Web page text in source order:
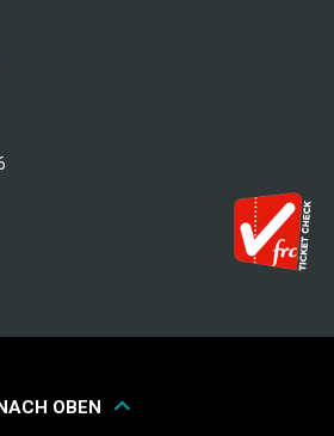
OBEN